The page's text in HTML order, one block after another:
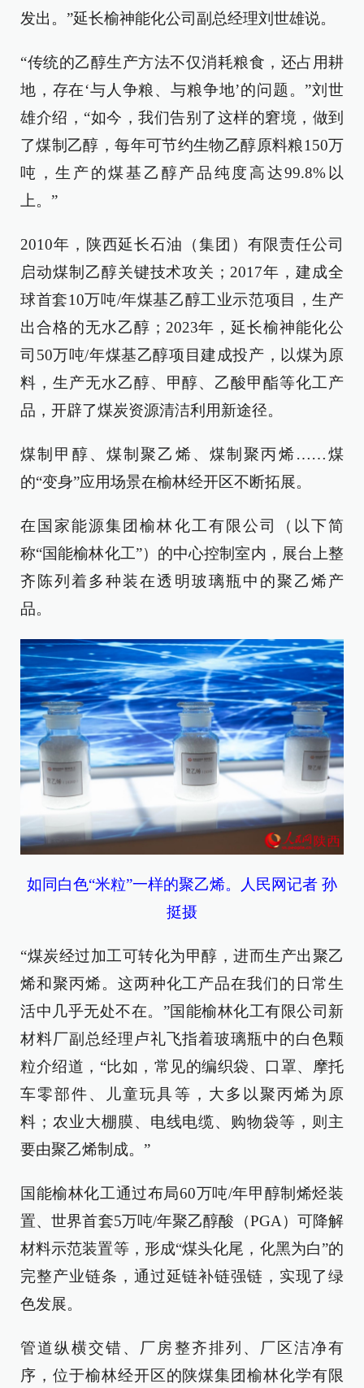
发出。”延长榆神能化公司副总经理刘世雄说。
“传统的乙醇生产方法不仅消耗粮食，还占用耕
地，存在‘与人争粮、与粮争地’的问题。”刘世
雄介绍，“如今，我们告别了这样的窘境，做到
了煤制乙醇，每年可节约生物乙醇原料粮150万
吨，生产的煤基乙醇产品纯度高达99.8%以
上。”
2010年，陕西延长石油（集团）有限责任公司
启动煤制乙醇关键技术攻关；2017年，建成全
球首套10万吨/年煤基乙醇工业示范项目，生产
出合格的无水乙醇；2023年，延长榆神能化公
司50万吨/年煤基乙醇项目建成投产，以煤为原
料，生产无水乙醇、甲醇、乙酸甲酯等化工产
品，开辟了煤炭资源清洁利用新途径。
煤制甲醇、煤制聚乙烯、煤制聚丙烯……煤
的“变身”应用场景在榆林经开区不断拓展。
在国家能源集团榆林化工有限公司（以下简
称“国能榆林化工”）的中心控制室内，展台上整
齐陈列着多种装在透明玻璃瓶中的聚乙烯产
品。
如同白色“米粒”一样的聚乙烯。人民网记者 孙
挺摄
“煤炭经过加工可转化为甲醇，进而生产出聚乙
烯和聚丙烯。这两种化工产品在我们的日常生
活中几乎无处不在。”国能榆林化工有限公司新
材料厂副总经理卢礼飞指着玻璃瓶中的白色颗
粒介绍道，“比如，常见的编织袋、口罩、摩托
车零部件、儿童玩具等，大多以聚丙烯为原
料；农业大棚膜、电线电缆、购物袋等，则主
要由聚乙烯制成。”
国能榆林化工通过布局60万吨/年甲醇制烯烃装
置、世界首套5万吨/年聚乙醇酸（PGA）可降解
材料示范装置等，形成“煤头化尾，化黑为白”的
完整产业链条，通过延链补链强链，实现了绿
色发展。
管道纵横交错、厂房整齐排列、厂区洁净有
序，位于榆林经开区的陕煤集团榆林化学有限